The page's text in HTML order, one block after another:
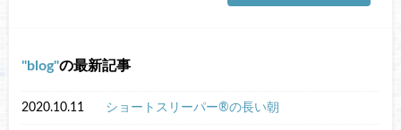
blog の最新記事
2020.10.11 ショートスリーパー®︎の長い朝